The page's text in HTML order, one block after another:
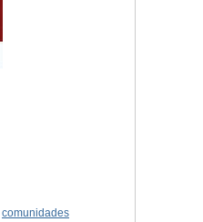
comunidades